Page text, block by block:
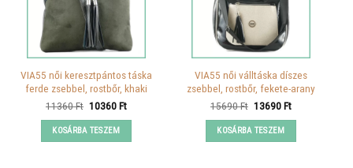
VIA55 női keresztpántos táska
ferde zsebbel, rostbőr, khaki
11360Ft Original
was:
11360 Ft.
10360FtCurrent
KOSÁRBA TESZEM
VIA55 női válltáska díszes
zsebbel, rostbőr, fekete-arany
15690Ft Original
was:
15690 Ft.
13690FtCurrent
KOSÁRBA TESZEM